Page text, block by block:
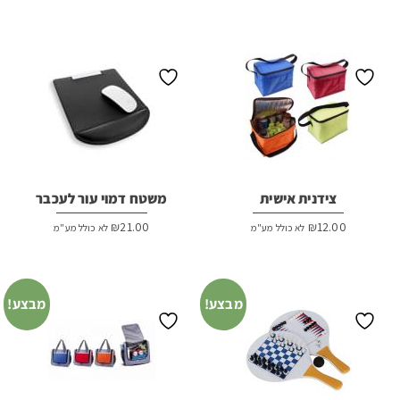
צידנית אישית
₪12.00 לא כולל מע"מ
משטח דמוי עור לעכבר
₪21.00 לא כולל מע"מ
מבצע! מבצע!